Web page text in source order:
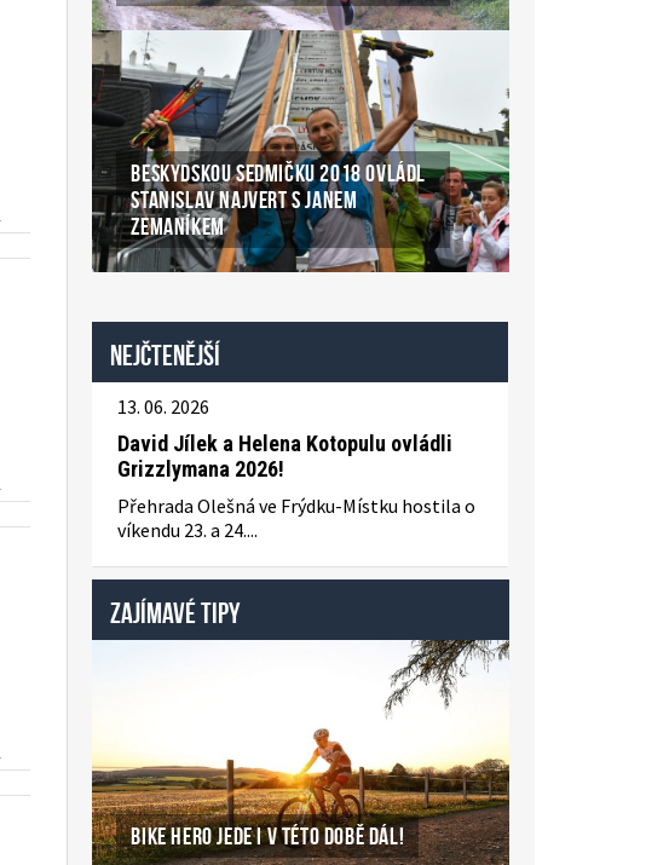
BESKYDSKOU SEDMIČKU 2018 OVLÁDL
STANISLAV NAJVERT S JANEM
ZEMANÍKEM
Nejčtenější
13. 06. 2026
David Jílek a Helena Kotopulu ovládli
Grizzlymana 2026!
Přehrada Olešná ve Frýdku-Místku hostila o
víkendu 23. a 24....
ZAJÍMAVÉ TIPY
BIKE HERO JEDE I V TÉTO DOBĚ DÁL!